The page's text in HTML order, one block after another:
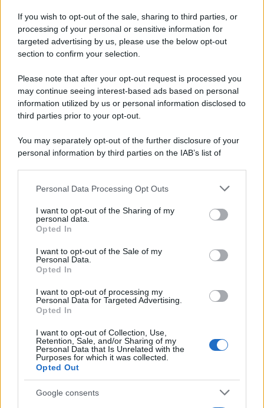
If you wish to opt-out of the sale, sharing to third parties, or
processing of your personal or sensitive information for
targeted advertising by us, please use the below opt-out
section to confirm your selection.
Please note that after your opt-out request is processed you
may continue seeing interest-based ads based on personal
information utilized by us or personal information disclosed to
third parties prior to your opt-out.
You may separately opt-out of the further disclosure of your
personal information by third parties on the IAB’s list of
This information may also be disclosed by us to third parties
disclose it to other third parties.
Please note that this website/app uses one or more Google
services and may gather and store information including but
not limited to your visit or usage behaviour. You may click to
grant or deny consent to Google and its third-party tags to
consent section.
Personal Data Processing Opt Outs
I want to opt-out of the Sharing of my
personal data.
Opted In
I want to opt-out of the Sale of my
Personal Data.
Opted In
I want to opt-out of processing my
Personal Data for Targeted Advertising.
Opted In
I want to opt-out of Collection, Use,
Retention, Sale, and/or Sharing of my
Personal Data that Is Unrelated with the
Purposes for which it was collected.
Opted Out
Google consents
Kalypso Pag
Kalypso è il locale storico dellaspiaggia ERCE
è stato il primo “Comandante della Movida di Pag”.
Lalocationè molto bella, è disposta su diverse
aree e livelli, dispone di una grandissimapista da
, e di una bellissima
rilassarsi bevendo undrinko unaperitivo.
Kalipso Clubè più tranquillo rispetto all’Aquarius
Papaya , è un connubio perfetto tra relax
Sonus Festival
eFresh